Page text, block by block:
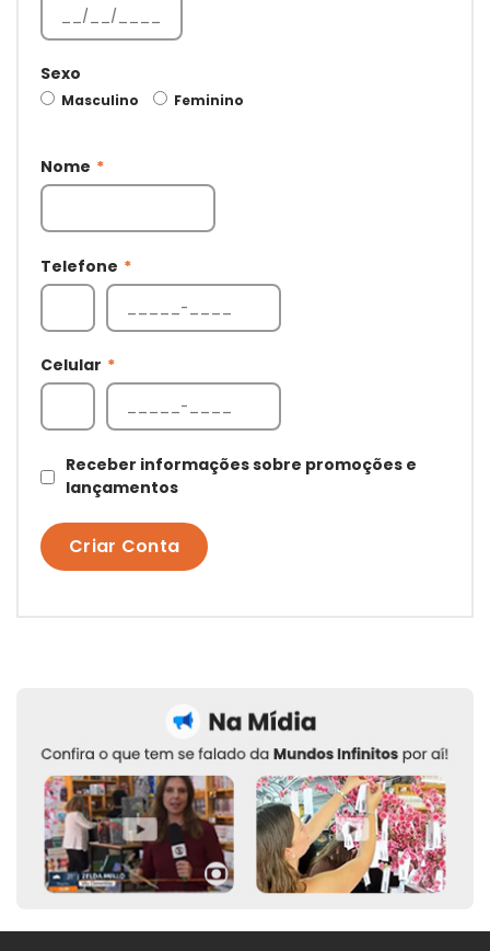
Sexo
Masculino Feminino
Nome *
Telefone *
Celular *
Receber informações sobre promoções e
lançamentos
Criar Conta